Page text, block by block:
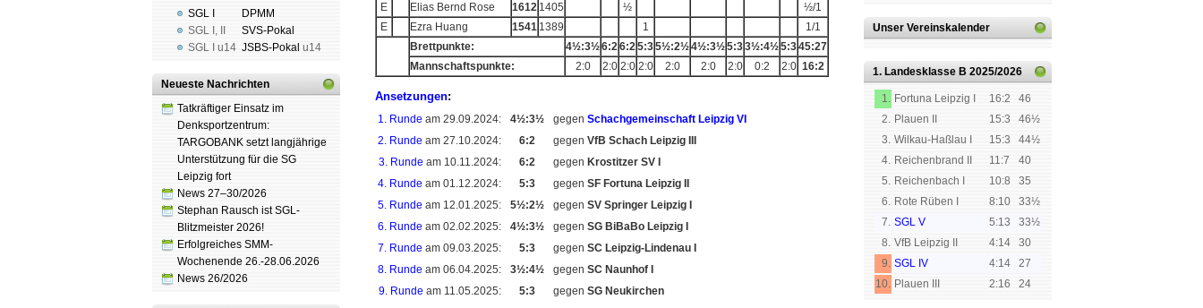
SGL I
SGL I ,
SGL I
u14
DPMM
SVS-Pokal
JSBS-Pokal u14
Neueste Nachrichten
Tatkräftiger Einsatz im
Denksportzentrum:
TARGOBANK setzt langjährige
Unterstützung für die SG
Leipzig fort
News 27–30/2026
Stephan Rausch ist SGL-
Blitzmeister 2026!
Erfolgreiches SMM-
Wochenende 26.-28.06.2026
News 26/2026
E
Elias Bernd Rose 1612 1405 ½
½/1
E
Ezra Huang 1541 1389 1
1/1
Brettpunkte:
4½:3½6:26:25:35½:2½4½:3½5:33½:4½5:345:27
Mannschaftspunkte:
2:0 2:0 2:0 2:0 2:0 2:0 2:0 0:2 2:0 16:2
Ansetzungen:
1. Runde am 29.09.2024: 4½:3½ gegen Schachgemeinschaft Leipzig VI
2. Runde am 27.10.2024: 6:2 gegen VfB Schach Leipzig III
3. Runde am 10.11.2024: 6:2 gegen Krostitzer SV I
4. Runde am 01.12.2024: 5:3 gegen SF Fortuna Leipzig II
5. Runde am 12.01.2025: 5½:2½ gegen SV Springer Leipzig I
6. Runde am 02.02.2025: 4½:3½ gegen SG BiBaBo Leipzig I
7. Runde am 09.03.2025: 5:3 gegen SC Leipzig-Lindenau I
8. Runde am 06.04.2025: 3½:4½ gegen SC Naunhof I
9. Runde am 11.05.2025: 5:3 gegen SG Neukirchen
Unser Vereinskalender
1. Landesklasse B 2025/2026
1. Fortuna Leipzig I 16:2
46
2. Plauen II 15:3
46½
3. Wilkau-Haßlau I 15:3
44½
4. Reichenbrand II 11:7
40
5. Reichenbach I 10:8
35
6. Rote Rüben I 8:10
33½
7. SGL V 5:13
33½
8. VfB Leipzig II 4:14
30
9. SGL IV 4:14
27
10. Plauen III 2:16 24